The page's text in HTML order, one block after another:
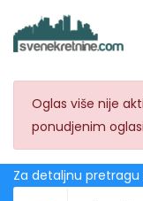
Oglas više nije
ponudjenim
Za detaljnu